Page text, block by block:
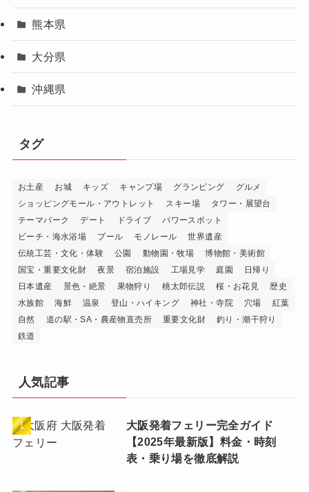
熊本県
大分県
沖縄県
タグ
お土産 お城 キッズ キャンプ場 グランピング
グルメ
ショッピングモール・アウトレット
スキー場
タワー・展望台
テーマパーク
デート ドライブ
パワースポット
ビーチ・海水浴場
プール モノレール
世界遺産
伝統工芸・文化・体験
公園 動物園・牧場
博物館・美術館
国宝・重要文化財
夜景 宿泊施設 工場見学 庭園
日帰り
日本遺産
景色・絶景 果物狩り 桃太郎伝説 桜・お花見
歴史
水族館
海鮮 温泉 登山・ハイキング 神社・寺院 穴場
紅葉
自然
道の駅・SA・農産物直売所 重要文化財
釣り・潮干狩り
鉄道
人気記事
大阪発着フェリー完全ガイド
【2025年最新版】料金・時刻
表・乗り場を徹底解説